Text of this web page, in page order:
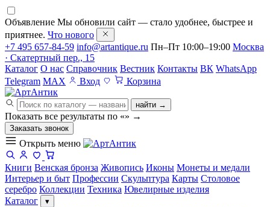
Объявление Мы обновили сайт — стало удобнее, быстрее и
приятнее. Что нового
+7 495 657-84-59 info@artantique.ru Пн–Пт 10:00–19:00 Москва
· Скатертный пер., 15
Каталог О нас Справочник Вестник Контакты ВК WhatsApp
Telegram MAX Вход Корзина
найти →
Показать все результаты по «» →
Заказать звонок
Открыть меню
Книги Венская бронза Живопись Иконы Монеты и медали
Интерьер и быт Профессии Скульптура Карты Столовое
серебро Коллекции Техника Ювелирные изделия
Каталог
▾